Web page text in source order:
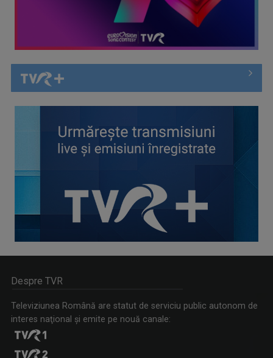
Despre TVR
Televiziunea Română are statut de serviciu public autonom de
interes naţional şi emite pe nouă canale: